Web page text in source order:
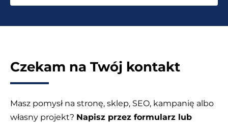
Czekam na Twój kontakt
Masz pomysł na stronę, sklep, SEO, kampanię albo
własny projekt? Napisz przez formularz lub